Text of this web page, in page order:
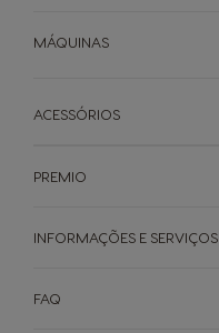
MÁQUINAS
ACESSÓRIOS
PREMIO
INFORMAÇÕES E SERVIÇOS
FAQ